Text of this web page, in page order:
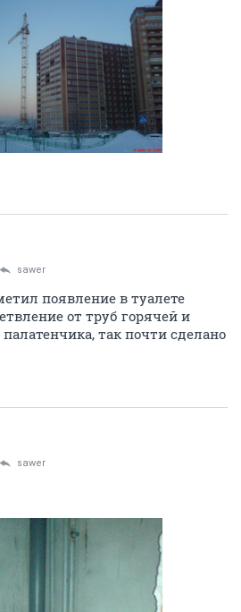
sawer
появление в туалете
от труб горячей и
так почти сделано
sawer